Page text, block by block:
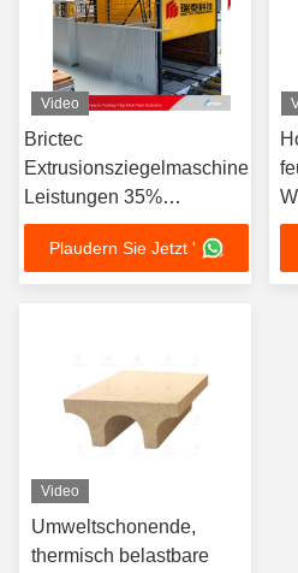
Video
Brictec
Extrusionsziegelmaschine
Leistungen 35%
Festmüllverwertung
Sinterziegelprojekt mit
120 Millionen jährlicher
Plaudern Sie Jetzt '
Video
Umweltschonende,
thermisch belastbare